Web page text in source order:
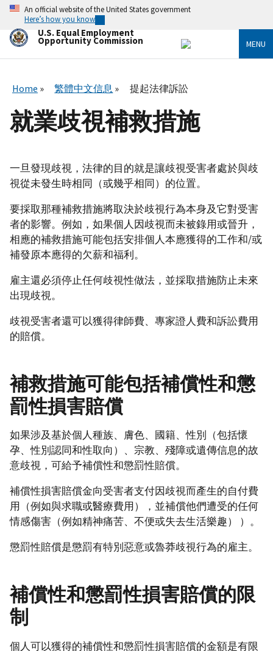
Skip
main
content
An official website of the United States government
Here’s how you know
U.S. Equal Employment
Opportunity Commission MENU
Home 繁體中文信息 提起法律訴訟
就業歧視補救措施
一旦發現歧視，法律的目的就是讓歧視受害者處於與歧
視從未發生時相同（或幾乎相同）的位置。
要採取那種補救措施將取決於歧視行為本身及它對受害
者的影響。例如，如果個人因歧視而未被錄用或晉升，
相應的補救措施可能包括安排個人本應獲得的工作和/或
補發原本應得的欠薪和福利。
雇主還必須停止任何歧視性做法，並採取措施防止未來
出現歧視。
歧視受害者還可以獲得律師費、專家證人費和訴訟費用
的賠償。
補救措施可能包括補償性和懲
罰性損害賠償
如果涉及基於個人種族、膚色、國籍、性別（包括懷
孕、性別認同和性取向）、宗教、殘障或遺傳信息的故
意歧視，可給予補償性和懲罰性賠償。
補償性損害賠償金向受害者支付因歧視而產生的自付費
用（例如與求職或醫療費用），並補償他們遭受的任何
情感傷害（例如精神痛苦、不便或失去生活樂趣） ）。
懲罰性賠償是懲罰有特別惡意或魯莽歧視行為的雇主。
補償性和懲罰性損害賠償的限
制
個人可以獲得的補償性和懲罰性損害賠償的金額是有限